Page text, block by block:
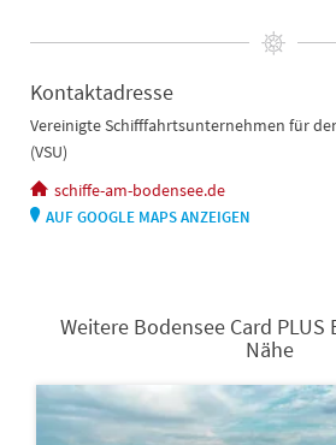
Kontaktadresse
Vereinigte Schifffahrtsunternehmen für
(VSU)
schiffe-am-bodensee.de
AUF GOOGLE MAPS ANZEIGEN
Weitere Bodensee Card PLUS
Nähe